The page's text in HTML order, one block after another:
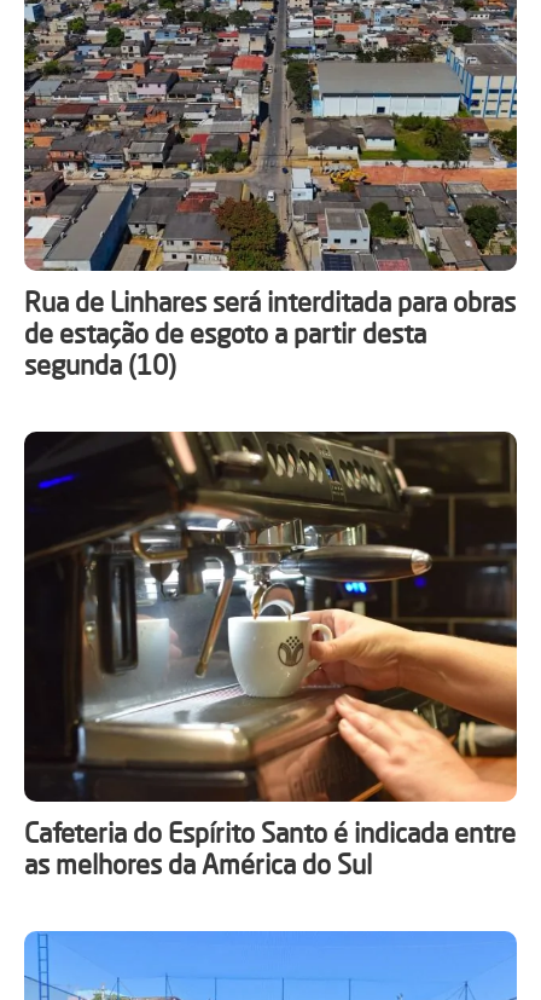
Rua de Linhares será interditada para obras
de estação de esgoto a partir desta
segunda (10)
Cafeteria do Espírito Santo é indicada entre
as melhores da América do Sul